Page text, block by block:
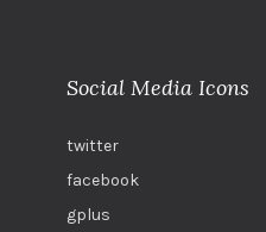
Social Media Icons
twitter
facebook
gplus